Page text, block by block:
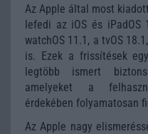
Az Apple által most
lefedi az iOS és iPadOS
watchOS 11.1, a tvOS
is. Ezek a frissítések
legtöbb ismert
amelyeket a
érdekében folyamatosan
Az Apple nagy